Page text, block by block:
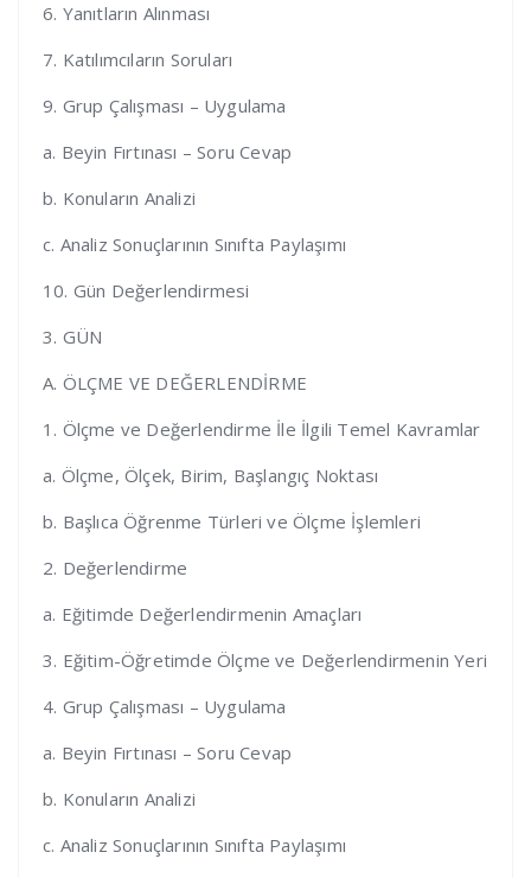
6. Yanıtların Alınması
7. Katılımcıların Soruları
9. Grup Çalışması – Uygulama
a. Beyin Fırtınası – Soru Cevap
b. Konuların Analizi
c. Analiz Sonuçlarının Sınıfta Paylaşımı
10. Gün Değerlendirmesi
3. GÜN
A. ÖLÇME VE DEĞERLENDİRME
1. Ölçme ve Değerlendirme İle İlgili Temel Kavramlar
a. Ölçme, Ölçek, Birim, Başlangıç Noktası
b. Başlıca Öğrenme Türleri ve Ölçme İşlemleri
2. Değerlendirme
a. Eğitimde Değerlendirmenin Amaçları
3. Eğitim-Öğretimde Ölçme ve Değerlendirmenin Yeri
4. Grup Çalışması – Uygulama
a. Beyin Fırtınası – Soru Cevap
b. Konuların Analizi
c. Analiz Sonuçlarının Sınıfta Paylaşımı